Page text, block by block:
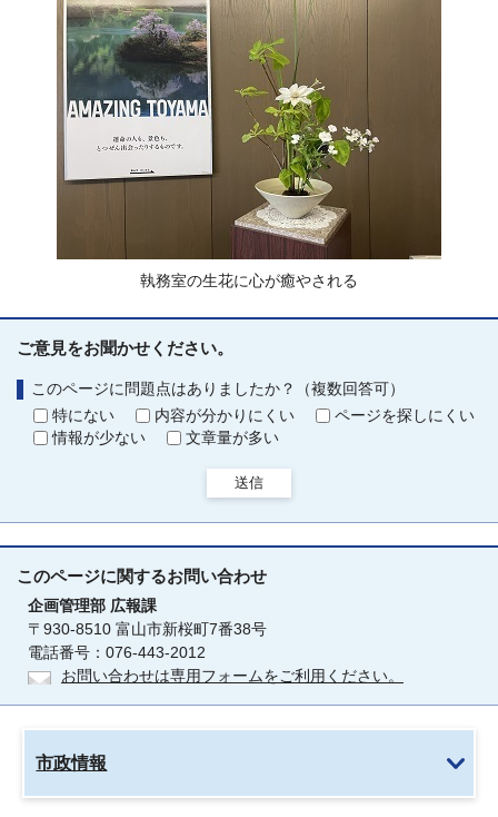
執務室の生花に心が癒やされる
ご意見をお聞かせください。
このページに問題点はありましたか？（複数回答可）
特にない
内容が分かりにくい
ページを探しにくい
情報が少ない
文章量が多い
送信
このページに関するお問い合わせ
企画管理部 広報課
〒930-8510 富山市新桜町7番38号
電話番号：076-443-2012
お問い合わせは専用フォームをご利用ください。
市政情報